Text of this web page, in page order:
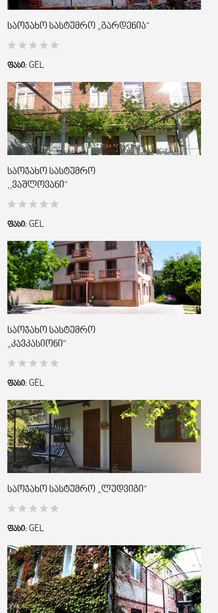
ᲒᲐᲜᲗᲐᲕᲡᲔᲑᲐ ᲓᲐ ᲙᲕᲔᲑᲐ
ᲒᲖᲐᲛᲙᲕᲚᲔᲕᲘ
საოჯახო სასტუმრო „გარდენია“
ᲤᲐᲡᲘ: GEL
საოჯახო სასტუმრო
,,ვაშლოვანი“
ᲤᲐᲡᲘ: GEL
საოჯახო სასტუმრო
„კავკასიონი“
ᲤᲐᲡᲘ: GEL
საოჯახო სასტუმრო „ლუდვიგი“
ᲤᲐᲡᲘ: GEL